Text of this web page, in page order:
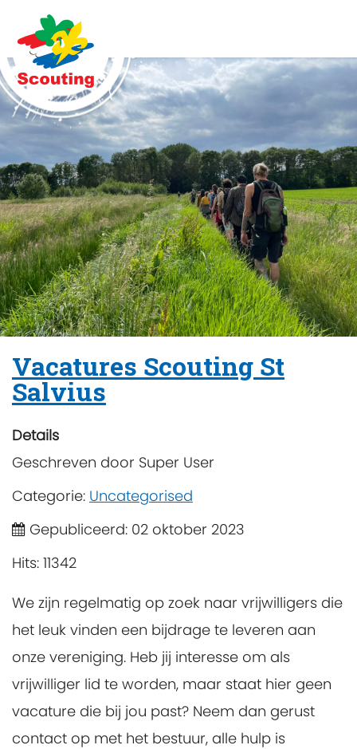
Vacatures Scouting St
Salvius
Details
Geschreven door Super User
Categorie: Uncategorised
Gepubliceerd: 02 oktober 2023
Hits: 11342
We zijn regelmatig op zoek naar vrijwilligers die
het leuk vinden een bijdrage te leveren aan
onze vereniging. Heb jij interesse om als
vrijwilliger lid te worden, maar staat hier geen
vacature die bij jou past? Neem dan gerust
contact op met het bestuur, alle hulp is